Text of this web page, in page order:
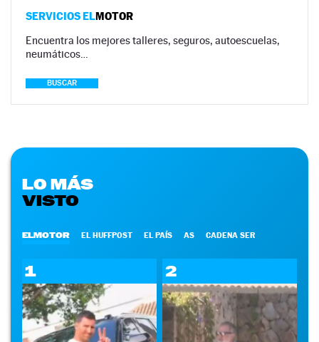
SERVICIOS ELMOTOR
Encuentra los mejores talleres, seguros, autoescuelas,
neumáticos…
BUSCAR
LO MÁS
VISTO
ELMOTOR EL HUFFPOST EL PAÍS AS CADENA SER
1 2